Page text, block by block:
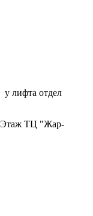
лифта отдел
Этаж ТЦ "Жар-